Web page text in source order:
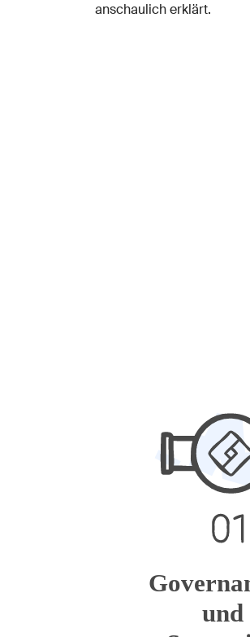
anschaulich erklärt.